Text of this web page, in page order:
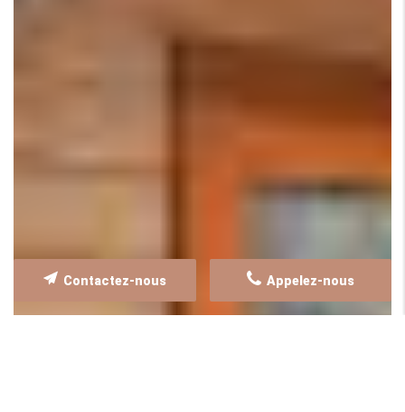
Appelez-nous
Contactez-nous